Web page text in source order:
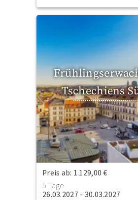
Tschechiens
Preis ab: 1.129,00 €
5 Tage
26.03.2027 - 30.03.2027